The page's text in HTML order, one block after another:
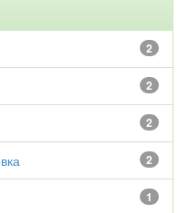
2
2
2
2
1